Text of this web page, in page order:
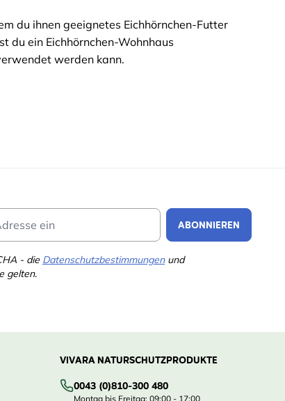
du ihnen geeignetes Eichhörnchen-Futter
du ein Eichhörnchen-Wohnhaus
werden kann.
ABONNIEREN
- die Datenschutzbestimmungenund
gelten.
VIVARA NATURSCHUTZPRODUKTE
0043 (0)810-300 480
Montag bis Freitag: 09:00 - 17:00